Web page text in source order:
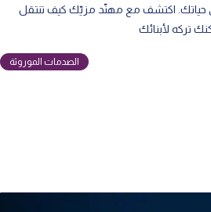
حياتك. اكتشف مع مهنّد مزيّك كيف تنتقل
الصدمات الموروثة